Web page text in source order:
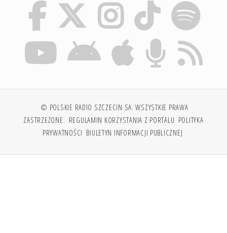
© POLSKIE RADIO SZCZECIN SA. WSZYSTKIE PRAWA
ZASTRZEŻONE. REGULAMIN KORZYSTANIA Z PORTALU POLITYKA
PRYWATNOŚCI BIULETYN INFORMACJI PUBLICZNEJ